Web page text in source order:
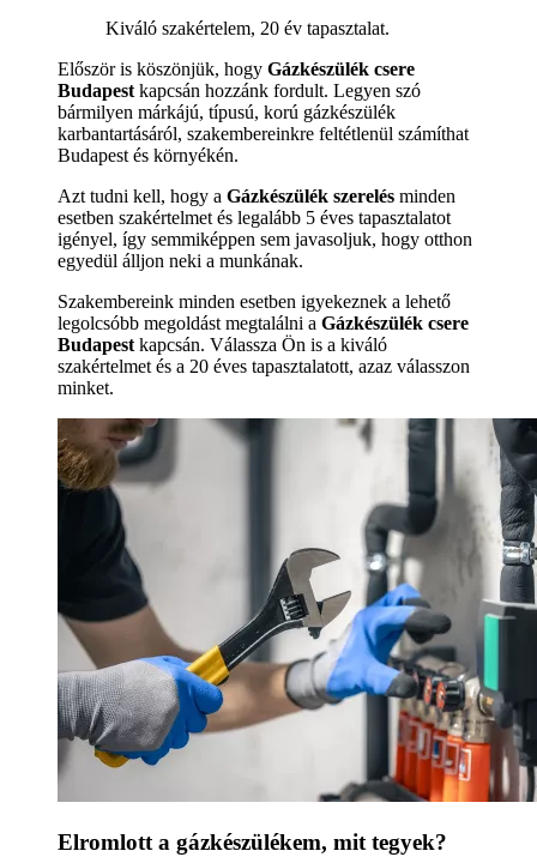
Kiváló szakértelem, 20 év tapasztalat.
Először is köszönjük, hogy Gázkészülék csere
Budapest kapcsán hozzánk fordult. Legyen szó
bármilyen márkájú, típusú, korú gázkészülék
karbantartásáról, szakembereinkre feltétlenül számíthat
Budapest és környékén.
Azt tudni kell, hogy a Gázkészülék szerelés minden
esetben szakértelmet és legalább 5 éves tapasztalatot
igényel, így semmiképpen sem javasoljuk, hogy otthon
egyedül álljon neki a munkának.
Szakembereink minden esetben igyekeznek a lehető
legolcsóbb megoldást megtalálni a Gázkészülék csere
Budapest kapcsán. Válassza Ön is a kiváló
szakértelmet és a 20 éves tapasztalatott, azaz válasszon
minket.
Elromlott a gázkészülékem, mit tegyek?